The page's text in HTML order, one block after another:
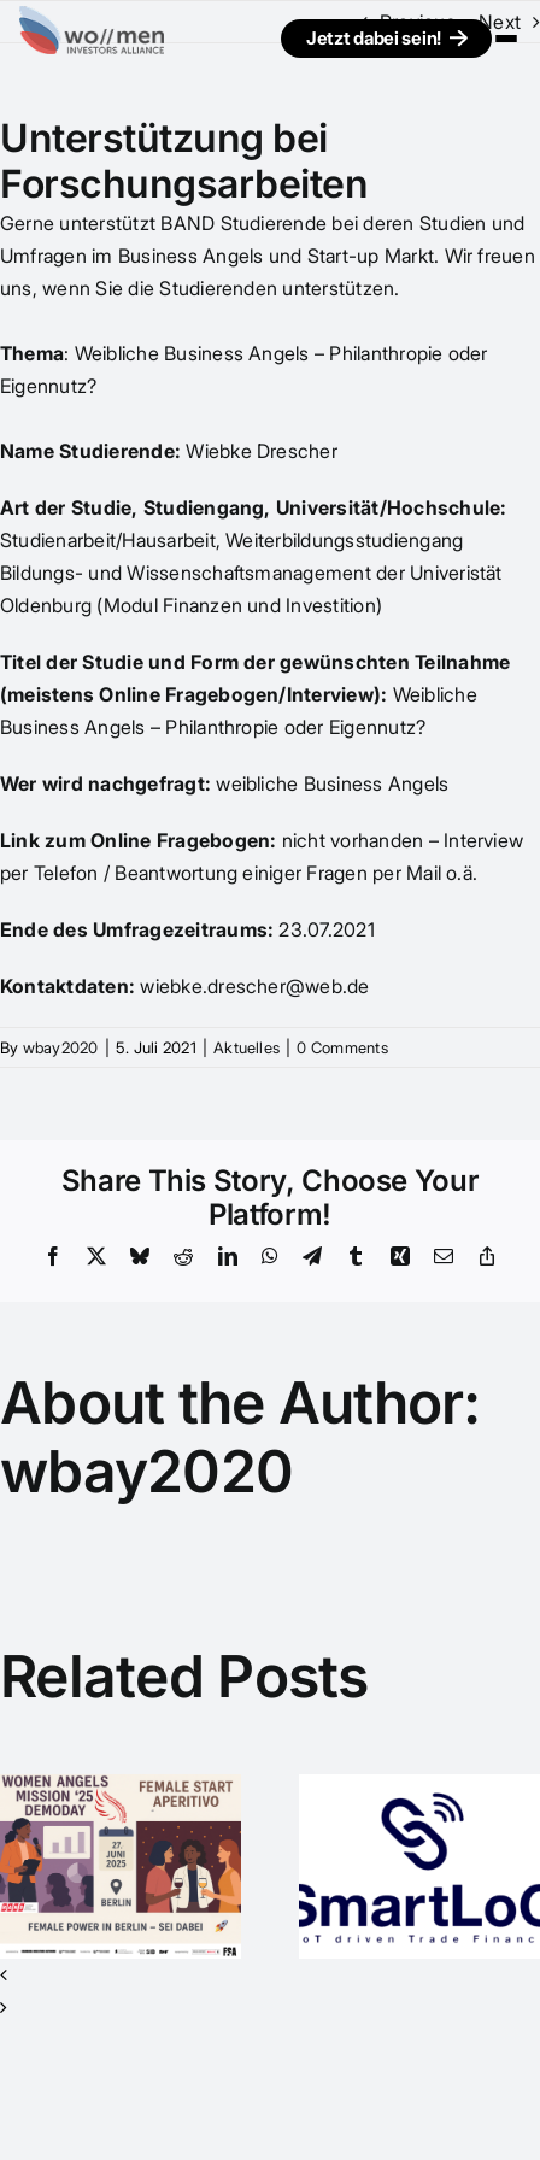
Jetzt dabei sein!
Previous Next
Unterstützung bei
Forschungsarbeiten
Gerne unterstützt BAND Studierende bei deren Studien und
Umfragen im Business Angels und Start-up Markt. Wir freuen
uns, wenn Sie die Studierenden unterstützen.
Thema: Weibliche Business Angels – Philanthropie oder
Eigennutz?
Name Studierende:Wiebke Drescher
Art der Studie, Studiengang, Universität/Hochschule:
Studienarbeit/Hausarbeit, Weiterbildungsstudiengang
Bildungs- und Wissenschaftsmanagement der Univeristät
Oldenburg (Modul Finanzen und Investition)
Titel der Studie und Form der gewünschten Teilnahme
(meistens Online Fragebogen/Interview): Weibliche
Business Angels – Philanthropie oder Eigennutz?
Wer wird nachgefragt:weibliche Business Angels
Link zum Online Fragebogen: nicht vorhanden – Interview
per Telefon / Beantwortung einiger Fragen per Mail o.ä.
Ende des Umfragezeitraums: 23.07.2021
Kontaktdaten: wiebke.drescher@web.de
By wbay2020 5. Juli 2021 Aktuelles 0 Comments
Share This Story, Choose Your
Platform!
Facebook BlueskyRedditLinkedInWhatsApp
TelegramTumblrXing Email
About the Author:
wbay2020
Related Posts
SmartLoC –
WEP-Startup
mit
internationaler
Vision sucht
Investor*innen
WAM25
wieder
beim